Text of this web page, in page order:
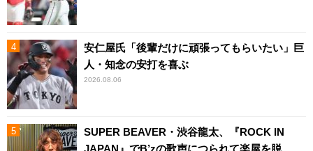
安仁屋氏「後輩だけに頑張ってもらいたい」巨
人・知念の安打を喜ぶ
2026.08.06
SUPER BEAVER・渋谷龍太、『ROCK IN
JAPAN』でB’zの歌声につられて楽屋を脱